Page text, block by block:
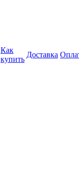
Как
купить
Доставка